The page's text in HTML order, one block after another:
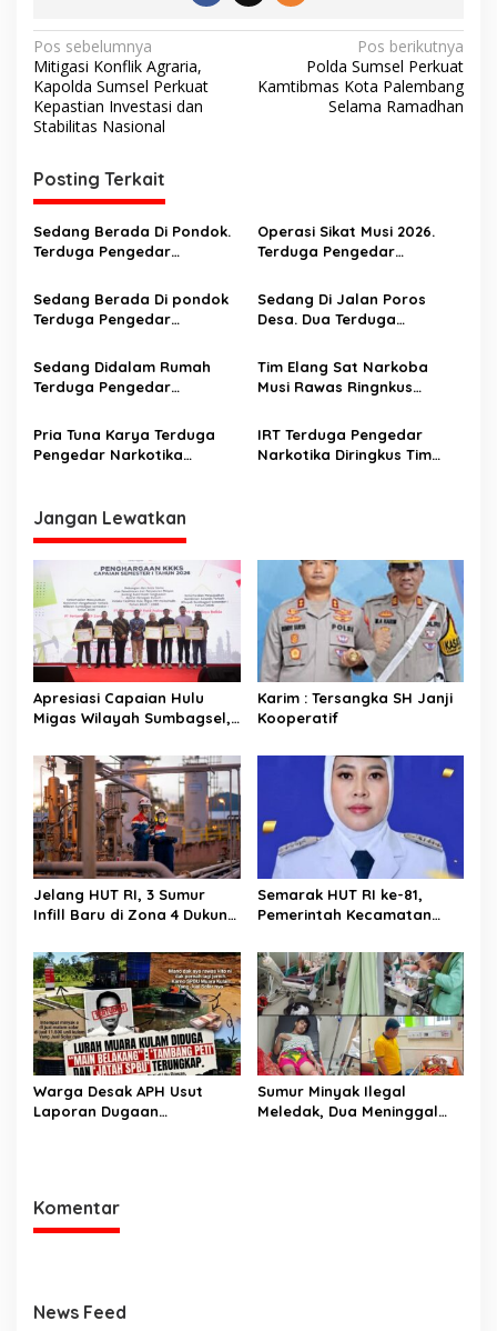
N
a
v
i
g
a
s
i
p
o
s
Pos sebelumnya
Mitigasi Konflik Agraria,
Kapolda Sumsel Perkuat
Kepastian Investasi dan
Stabilitas Nasional
Pos berikutnya
Polda Sumsel Perkuat
Kamtibmas Kota Palembang
Selama Ramadhan
Posting Terkait
Sedang Berada Di Pondok.
Terduga Pengedar
Operasi Sikat Musi 2026.
Terduga Pengedar
Berada Di jalan Poros
Desa. Amankan 1 Kg Shabu
Sedang Berada Di pondok
Terduga Pengedar
Sedang Di Jalan Poros
Desa. Dua Terduga
Rupit Dan Rawas Ilir Musi
Rawas Utara Disergap
Sedang Didalam Rumah
Terduga Pengedar
Tim Elang Sat Narkoba
Musi Rawas Ringnkus
Di Musi Rawas
Pria Tuna Karya Terduga
Pengedar Narkotika
IRT Terduga Pengedar
Narkotika Diringkus Tim
Jangan Lewatkan
Apresiasi Capaian Hulu
Migas Wilayah Sumbagsel,
Penghargaan Kepada KKKS
Karim : Tersangka SH Janji
Kooperatif
Jelang HUT RI, 3 Sumur
Infill Baru di Zona 4 Dukung
Semarak HUT RI ke-81,
Pemerintah Kecamatan
Lomba
Warga Desak APH Usut
Laporan Dugaan
Sumur Minyak Ilegal
Meledak, Dua Meninggal
Komentar
News Feed